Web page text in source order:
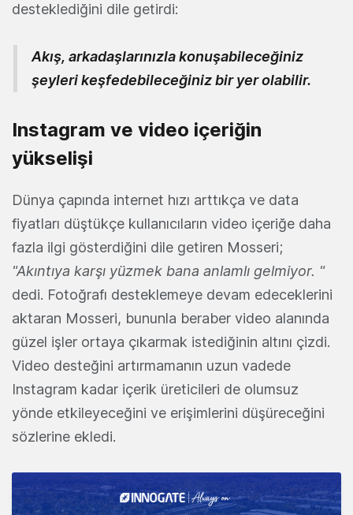
desteklediğini dile getirdi:
Akış, arkadaşlarınızla konuşabileceğiniz
şeyleri keşfedebileceğiniz bir yer olabilir.
Instagram ve video içeriğin
yükselişi
Dünya çapında internet hızı arttıkça ve data
fiyatları düştükçe kullanıcıların video içeriğe daha
fazla ilgi gösterdiğini dile getiren Mosseri;
"Akıntıya karşı yüzmek bana anlamlı gelmiyor. "
dedi. Fotoğrafı desteklemeye devam edeceklerini
aktaran Mosseri, bununla beraber video alanında
güzel işler ortaya çıkarmak istediğinin altını çizdi.
Video desteğini artırmamanın uzun vadede
Instagram kadar içerik üreticileri de olumsuz
yönde etkileyeceğini ve erişimlerini düşüreceğini
sözlerine ekledi.